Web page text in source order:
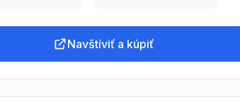
Navštíviť a kúpiť